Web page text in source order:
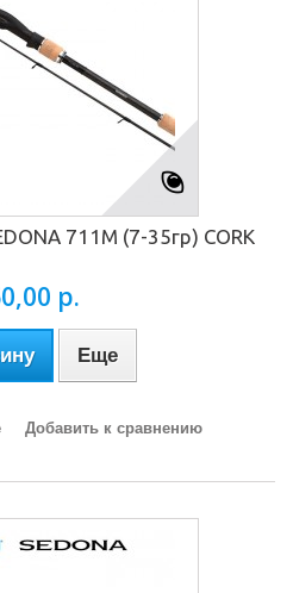
711М (7-35гр) CORK
р.
Еще
Добавить к сравнению